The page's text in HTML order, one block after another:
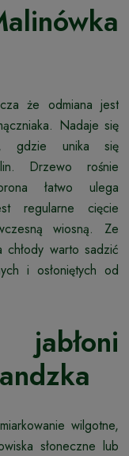
że odmiana jest
Nadaje się
gdzie unika się
Drzewo rośnie
łatwo ulega
regularne cięcie
wiosną. Ze
chłody warto sadzić
i osłoniętych od
wilgotne,
słoneczne lub